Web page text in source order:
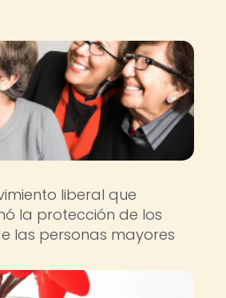
liberal que
la protección de los
las personas mayores